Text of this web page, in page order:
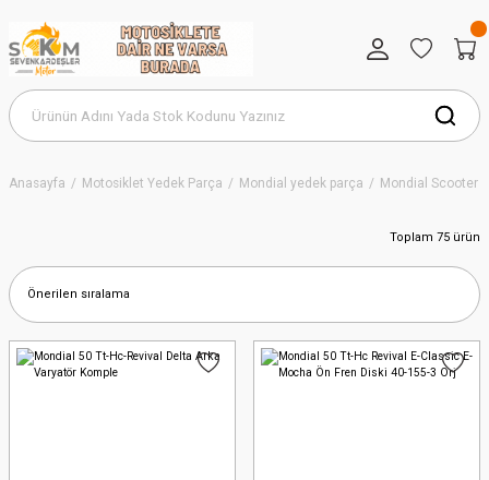
Anasayfa Motosiklet Yedek Parça Mondial yedek parça Mondial Scooter
Toplam 75 ürün